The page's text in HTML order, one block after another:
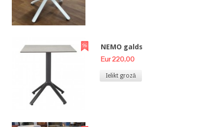
NEMO galds
Eur 220,00
Ielikt grozā